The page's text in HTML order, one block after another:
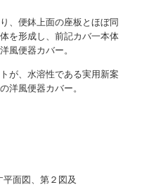
面図、第２図及
、便鉢上面の座板とほぼ同
を形成し、前記カバ一本体
風便器カバー。
、水溶性である実用新案
洋風便器カバー。